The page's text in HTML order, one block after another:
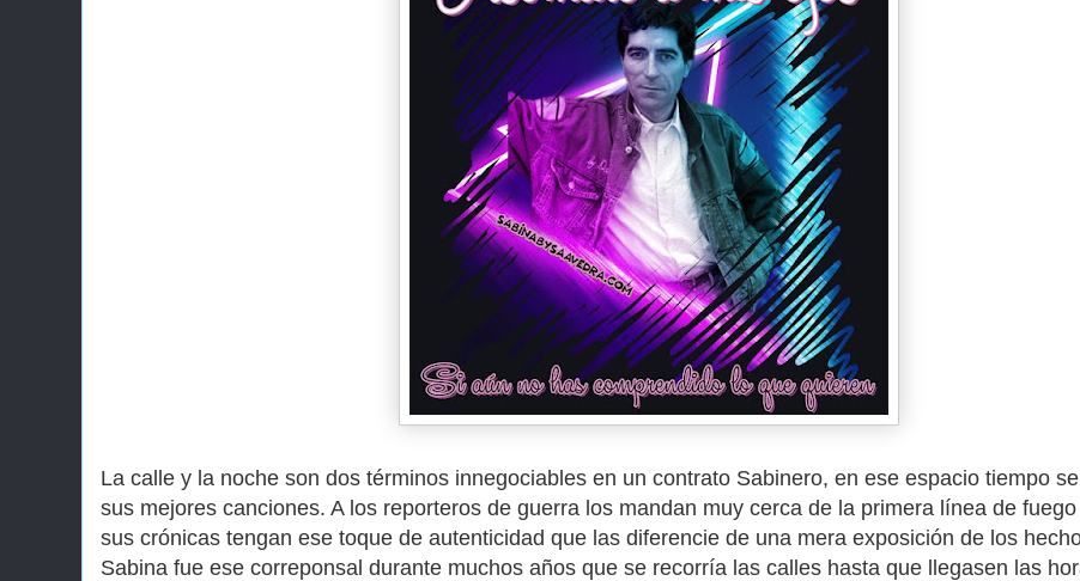
La calle y la noche son dos términos innegociables en un contrato Sabinero, en ese espacio tiempo
sus mejores canciones. A los reporteros de guerra los mandan muy cerca de la primera línea de
sus crónicas tengan ese toque de autenticidad que las diferencie de una mera exposición de los
Sabina fue ese correponsal durante muchos años que se recorría las calles hasta que llegasen las